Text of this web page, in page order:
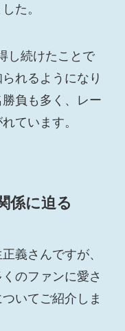
た。
し続けたことで
れるようになり
負も多く、レー
ています。
係に迫る
義さんですが、
のファンに愛さ
いてご紹介しま